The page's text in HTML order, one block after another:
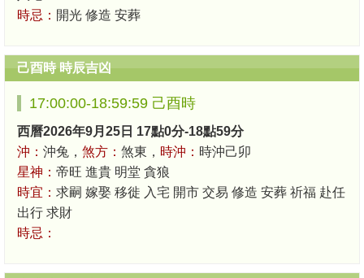
時忌： 開光 修造 安葬
己酉時 時辰吉凶
17:00:00-18:59:59 己酉時
西曆2026年9月25日 17點0分-18點59分
沖： 沖兔， 煞方： 煞東， 時沖： 時沖己卯
星神： 帝旺 進貴 明堂 貪狼
時宜： 求嗣 嫁娶 移徙 入宅 開市 交易 修造 安葬 祈福 赴任
出行 求財
時忌：